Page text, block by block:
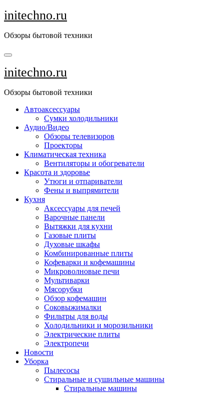
Перейти
к
initechno.ru
Обзоры бытовой техники
initechno.ru
Обзоры бытовой техники
Автоаксессуары
Сумки холодильники
Аудио/Видео
Обзоры телевизоров
Проекторы
Климатическая техника
Вентиляторы и обогреватели
Красота и здоровье
Утюги и отпариватели
Фены и выпрямители
Кухня
Аксессуары для печей
Варочные панели
Вытяжки для кухни
Газовые плиты
Духовые шкафы
Комбинированные плиты
Кофеварки и кофемашины
Микроволновые печи
Мультиварки
Мясорубки
Обзор кофемашин
Соковыжималки
Фильтры для воды
Холодильники и морозильники
Электрические плиты
Электропечи
Новости
Уборка
Пылесосы
Стиральные и сушильные машины
Стиральные машины